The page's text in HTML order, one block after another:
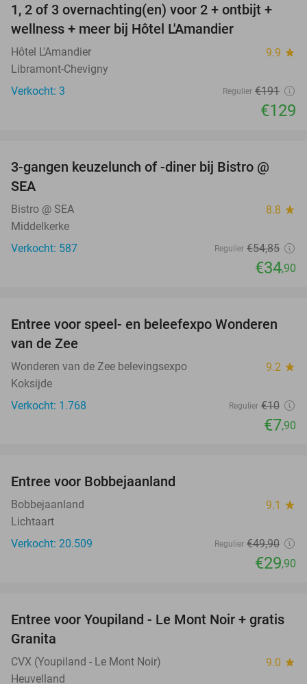
32%
TODAY
1, 2 of 3 overnachting(en) voor 2 + ontbijt +
wellness + meer bij Hôtel L'Amandier
Hôtel L'Amandier 9.9 star
Libramont-Chevigny
Verkocht: 3
Regulier €191
€129
36%
3-gangen keuzelunch of -diner bij Bistro @
SEA
Bistro @ SEA 8.8 star
Middelkerke
Verkocht: 587
Regulier €54,85
€34,90
21%
Entree voor speel- en beleefexpo Wonderen
van de Zee
Wonderen van de Zee belevingsexpo 9.2 star
Koksijde
Verkocht: 1.768
Regulier €10
€7,90
Entree voor Bobbejaanland
Bobbejaanland 9.1 star
Lichtaart
Verkocht: 20.509
Regulier €49,90
€29,90
47%
Entree voor Youpiland - Le Mont Noir + gratis
Granita
CVX (Youpiland - Le Mont Noir) 9.0 star
Heuvelland